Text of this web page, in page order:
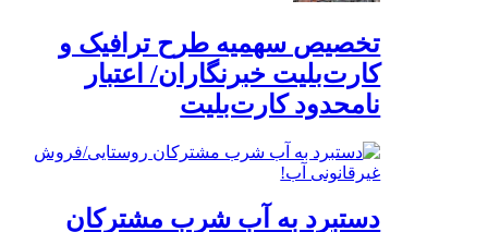
تخصیص سهمیه طرح ترافیک و
کارت‌بلیت خبرنگاران/ اعتبار
نامحدود کارت‌بلیت
دستبرد به آب شرب مشترکان